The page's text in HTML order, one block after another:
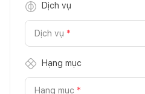
Dịch vụ
Dịch vụ *
Hạng mục
Hạng mục *